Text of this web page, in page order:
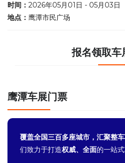
时间： 2026年05月01日 - 05月03日
地点： 鹰潭市民广场
报名领取车
鹰潭车展门票
覆盖全国三百多座城市，汇聚整
们致力于打造权威、全面的一站